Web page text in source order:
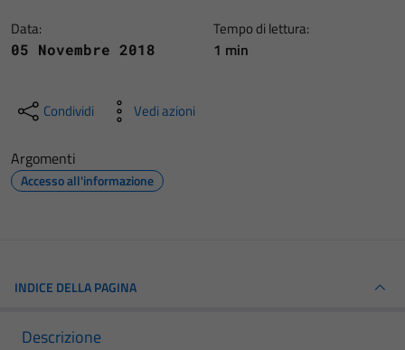
Data:
05 Novembre 2018
Tempo di lettura:
1 min
Condividi Vedi azioni
Argomenti
Accesso all'informazione
INDICE DELLA PAGINA
Descrizione